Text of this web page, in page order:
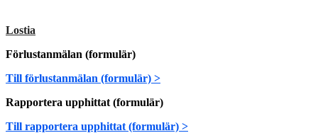
Lostia
Förlustanmälan (formulär)
Till förlustanmälan (formulär) >
Rapportera upphittat (formulär)
Till rapportera upphittat (formulär) >